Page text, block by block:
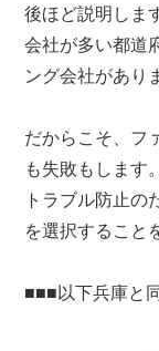
後ほど説明しま
会社が多い都道
ング会社があり
だからこそ、フ
も失敗もします。
トラブル防止の
を選択すること
■■■以下兵庫と